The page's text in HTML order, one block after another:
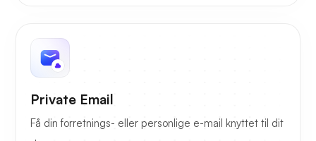
Private Email
Få din forretnings- eller personlige e-mail knyttet til dit